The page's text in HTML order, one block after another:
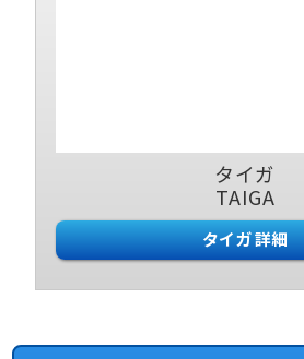
タイガ
TAIGA
タイガ 詳細